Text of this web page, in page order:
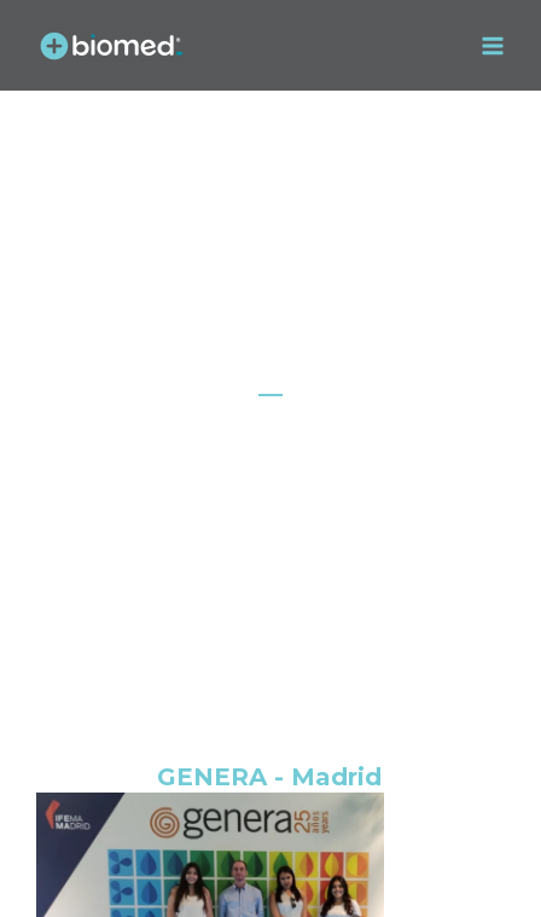
GENERA - Madrid